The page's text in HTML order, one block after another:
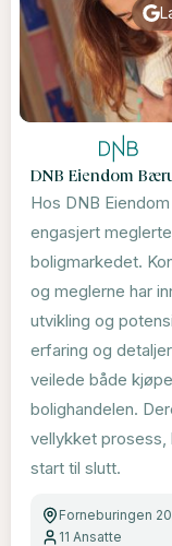
DNB Eiendom
Hos DNB
engasjert
boligmarkedet.
og meglerne har
utvikling og
erfaring og
veilede både
bolighandelen.
vellykket prosess,
start til slutt.
Forneburingen
11 Ansatte